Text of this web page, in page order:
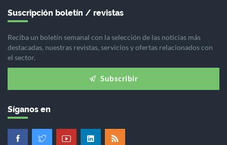
Suscripción boletín / revistas
Reciba un boletín semanal con la selección de las noticias más
destacadas, nuestras revistas, servicios y ofertas relacionados con
el sector.
Subscribir
Síganos en